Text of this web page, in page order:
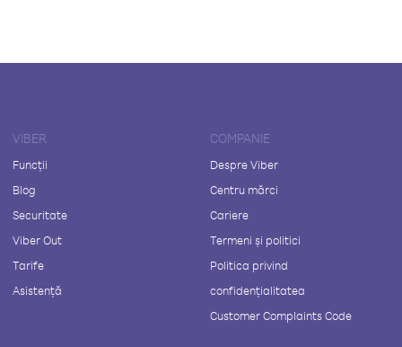
VIBER
Funcții
Blog
Securitate
Viber Out
Tarife
Asistență
COMPANIE
Despre Viber
Centru mărci
Cariere
Termeni și politici
Politica privind
confidențialitatea
Customer Complaints Code